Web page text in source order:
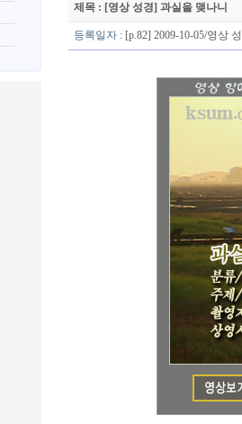
제목 : [영상 성경] 과실을 맺나니
등록일자 : [p.82] 2009-10-05/영